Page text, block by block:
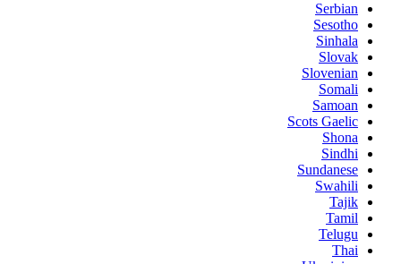
Serbian
Sesotho
Sinhala
Slovak
Slovenian
Somali
Samoan
Scots Gaelic
Shona
Sindhi
Sundanese
Swahili
Tajik
Tamil
Telugu
Thai